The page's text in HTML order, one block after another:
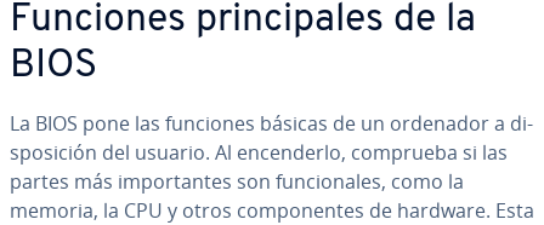
Funciones pri­n­ci­pa­les de la
BIOS
La BIOS pone las funciones básicas de un ordenador a di­
s­po­si­ción del usuario. Al en­ce­n­de­r­lo, comprueba si las
partes más im­po­r­ta­n­tes son fu­n­cio­na­les, como la
memoria, la CPU y otros co­m­po­ne­n­tes de hardware. Esta